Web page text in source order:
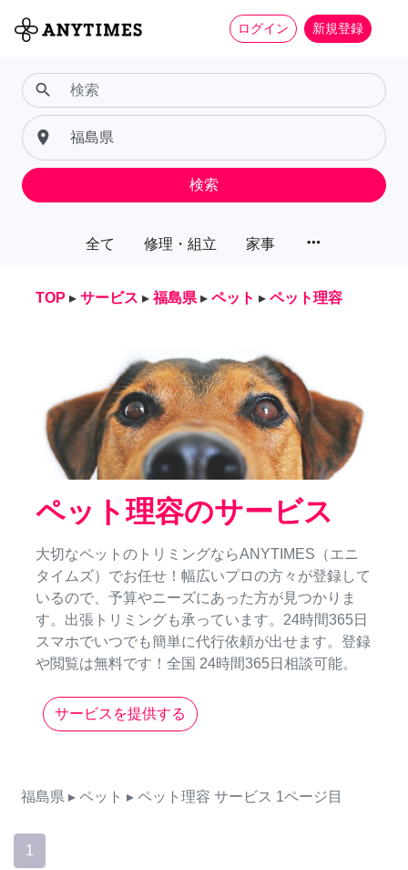
ログイン 新規登録
全て 修理・組立 家事 more_horiz
search
place
検索
TOP ▸ サービス ▸ 福島県 ▸ ペット ▸ ペット理容
ペット理容のサービス
大切なペットのトリミングならANYTIMES（エニ
タイムズ）でお任せ！幅広いプロの方々が登録して
いるので、予算やニーズにあった方が見つかりま
す。出張トリミングも承っています。24時間365日
スマホでいつでも簡単に代行依頼が出せます。登録
や閲覧は無料です！全国 24時間365日相談可能。
サービスを提供する
福島県 ▸ ペット ▸ ペット理容 サービス 1ページ目
1